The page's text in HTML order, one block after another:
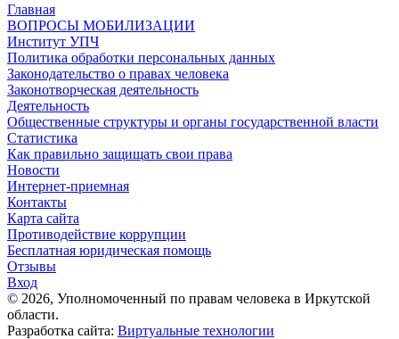
Главная
ВОПРОСЫ МОБИЛИЗАЦИИ
Институт УПЧ
Политика обработки персональных данных
Законодательство о правах человека
Законотворческая деятельность
Деятельность
Общественные структуры и органы государственной власти
Статистика
Как правильно защищать свои права
Новости
Интернет-приемная
Контакты
Карта сайта
Противодействие коррупции
Бесплатная юридическая помощь
Отзывы
Вход
© 2026, Уполномоченный по правам человека в Иркутской
области.
Разработка сайта: Виртуальные технологии